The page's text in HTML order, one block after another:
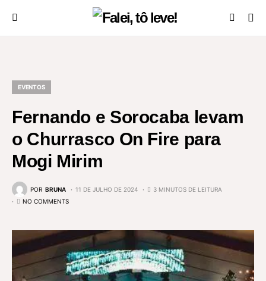
EVENTOS
Fernando e Sorocaba levam
o Churrasco On Fire para
Mogi Mirim
POR BRUNA 11 DE JULHO DE 2024
3 MINUTOS DE LEITURA
NO COMMENTS